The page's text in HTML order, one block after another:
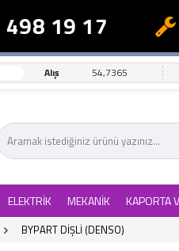
17
Alış 54,7365
ELEKTRİK MEKANİK KAPORTA
BYPART DİŞLİ (DENSO)